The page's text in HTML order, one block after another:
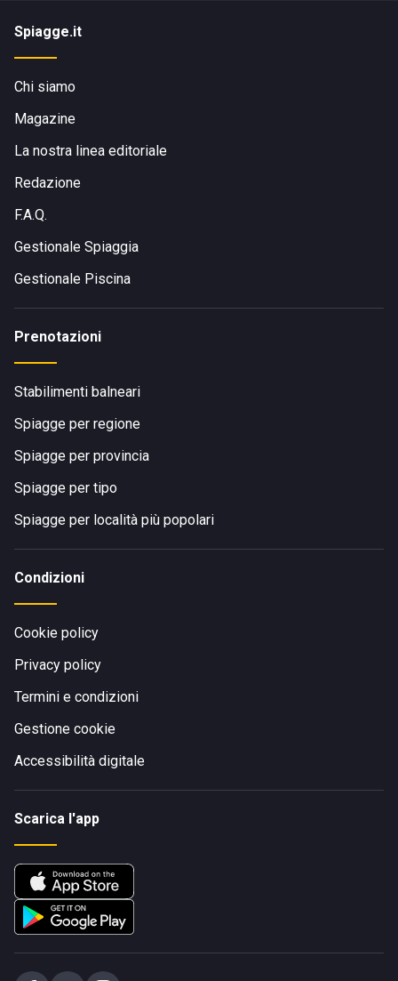
Spiagge.it
Chi siamo
Magazine
La nostra linea editoriale
Redazione
F.A.Q.
Gestionale Spiaggia
Gestionale Piscina
Prenotazioni
Stabilimenti balneari
Spiagge per regione
Spiagge per provincia
Spiagge per tipo
Spiagge per località più popolari
Condizioni
Cookie policy
Privacy policy
Termini e condizioni
Gestione cookie
Accessibilità digitale
Scarica l'app